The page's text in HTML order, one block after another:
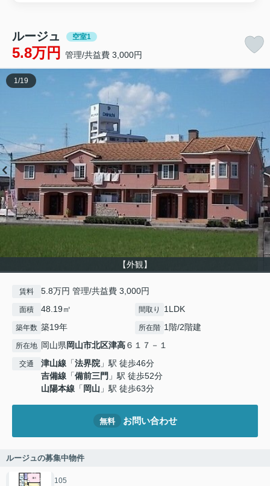
ルージュ 空室1
5.8万円 管理/共益費 3,000円
【外観】
1/19
賃料 5.8万円 管理/共益費 3,000円
面積 48.19㎡ 間取り 1LDK
築年数 築19年 所在階 1階/2階建
所在地 岡山県岡山市北区津高６１７－１
交通 津山線 「法界院 」駅 徒歩46分
吉備線 「備前三門 」駅 徒歩52分
山陽本線 「 岡山 」駅 徒歩63分
無料 お問い合わせ
ルージュの募集中物件
105